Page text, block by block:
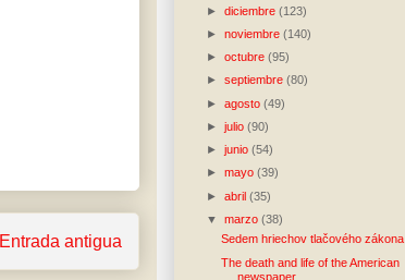
Entrada antigua
►diciembre(123)
►noviembre(140)
►octubre(95)
►septiembre(80)
►agosto(49)
►julio(90)
►junio(54)
►mayo(39)
►abril(35)
▼marzo(38)
Sedem hriechov tlačového zákona
The death and life of the American
newspaper